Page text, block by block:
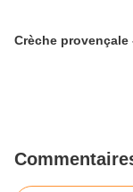
Crèche provençale